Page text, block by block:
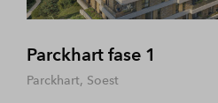
Parckhart fase 1
Parckhart, Soest